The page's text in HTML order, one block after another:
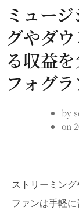
ミュー
グやダ
る収益
フォグ
by
on
ストリーミン
ファンは手軽